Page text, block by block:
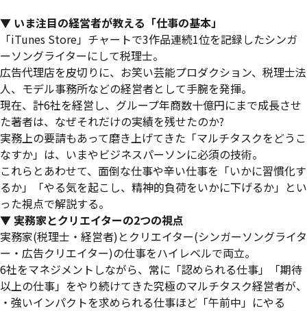
▼ いま注目の経営者が教える「仕事の基本」
「iTunes Store」チャートで3作品連続1位を記録したシンガ
ーソングライターにして税理士。
広告代理店を皮切りに、お笑い芸能プロダクション、税理士法
人、モデル事務所などの経営者として手腕を発揮。
現在、計6社を経営し、グループ年商数十億円にまで成長させ
た著者は、なぜそれだけの実績を残せたのか?
実務上の要請もあって磨き上げてきた「マルチタスクをどうこ
なすか」は、いまやビジネスパーソンに必須の技術。
これらとあわせて、面倒な仕事や辛い仕事を「いかに習慣化す
るか」「やる気を起こし、精神的負荷をいかに下げるか」とい
った視点で解説する。
▼ 実務家とクリエイターの2つの視点
実務家(税理士・経営者)とクリエイター(シンガーソングライタ
ー・広告クリエイター)の仕事をハイレベルで両立。
6社をマネジメントしながら、常に「認められる仕事」「期待
以上の仕事」をやり続けてきた究極のマルチタスク経営者が、
・強いインパクトを求められる仕事ほど「午前中」にやる